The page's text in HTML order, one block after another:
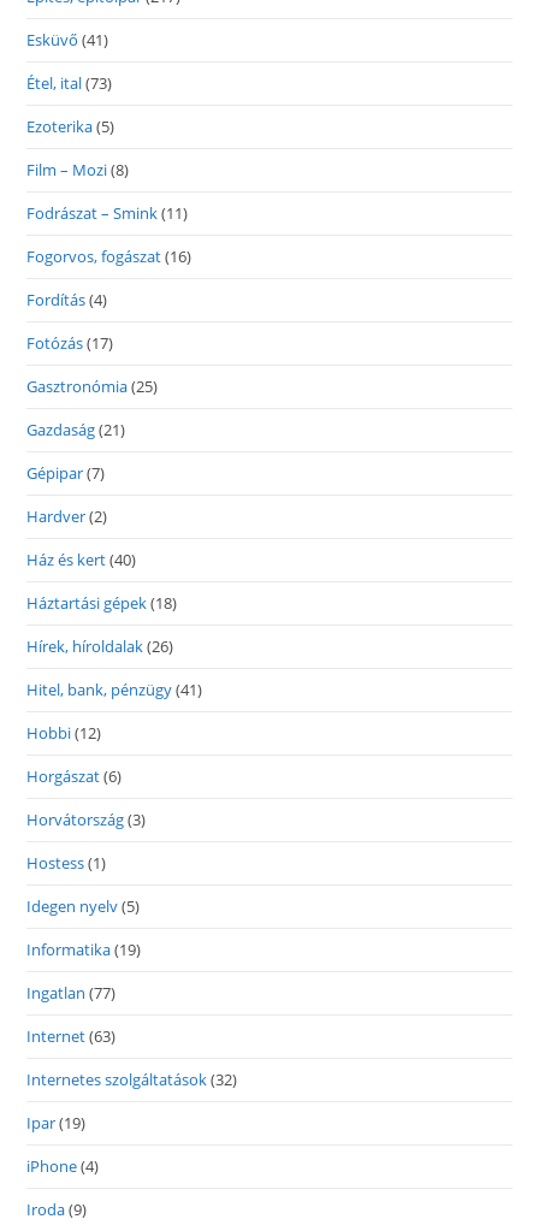
Esküvő (41)
Étel, ital(73)
Ezoterika(5)
Film – Mozi(8)
Fodrászat – Smink(11)
Fogorvos, fogászat(16)
Fordítás(4)
Fotózás(17)
Gasztronómia(25)
Gazdaság(21)
Gépipar(7)
Hardver(2)
Ház és kert(40)
Háztartási gépek(18)
Hírek, híroldalak(26)
Hitel, bank, pénzügy(41)
Hobbi(12)
Horgászat(6)
Horvátország(3)
Hostess(1)
Idegen nyelv(5)
Informatika(19)
Ingatlan (77)
Internet(63)
Internetes szolgáltatások(32)
Ipar(19)
iPhone(4)
Iroda(9)